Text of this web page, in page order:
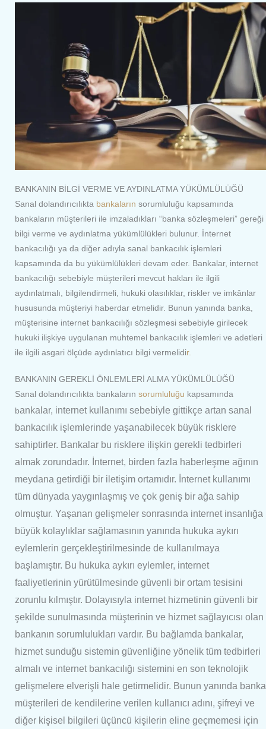
BANKANIN BİLGİ VERME VE AYDINLATMA YÜKÜMLÜLÜĞÜ
Sanal dolandırıcılıkta bankaların sorumluluğu kapsamında
bankaların müşterileri ile imzaladıkları “banka sözleşmeleri” gereği
bilgi verme ve aydınlatma yükümlülükleri bulunur. İnternet
bankacılığı ya da diğer adıyla sanal bankacılık işlemleri
kapsamında da bu yükümlülükleri devam eder. Bankalar, internet
bankacılığı sebebiyle müşterileri mevcut hakları ile ilgili
aydınlatmalı, bilgilendirmeli, hukuki olasılıklar, riskler ve imkânlar
hususunda müşteriyi haberdar etmelidir. Bunun yanında banka,
müşterisine internet bankacılığı sözleşmesi sebebiyle girilecek
hukuki ilişkiye uygulanan muhtemel bankacılık işlemleri ve adetleri
ile ilgili asgari ölçüde aydınlatıcı bilgi vermelidir.
BANKANIN GEREKLİ ÖNLEMLERİ ALMA YÜKÜMLÜLÜĞÜ
Sanal dolandırıcılıkta bankaların sorumluluğu kapsamında
bankalar, internet kullanımı sebebiyle gittikçe artan sanal
bankacılık işlemlerinde yaşanabilecek büyük risklere
sahiptirler. Bankalar bu risklere ilişkin gerekli tedbirleri
almak zorundadır. İnternet, birden fazla haberleşme ağının
meydana getirdiği bir iletişim ortamıdır. İnternet kullanımı
tüm dünyada yaygınlaşmış ve çok geniş bir ağa sahip
olmuştur. Yaşanan gelişmeler sonrasında internet insanlığa
büyük kolaylıklar sağlamasının yanında hukuka aykırı
eylemlerin gerçekleştirilmesinde de kullanılmaya
başlamıştır. Bu hukuka aykırı eylemler, internet
faaliyetlerinin yürütülmesinde güvenli bir ortam tesisini
zorunlu kılmıştır. Dolayısıyla internet hizmetinin güvenli bir
şekilde sunulmasında müşterinin ve hizmet sağlayıcısı olan
bankanın sorumlulukları vardır. Bu bağlamda bankalar,
hizmet sunduğu sistemin güvenliğine yönelik tüm tedbirleri
almalı ve internet bankacılığı sistemini en son teknolojik
gelişmelere elverişli hale getirmelidir. Bunun yanında banka
müşterileri de kendilerine verilen kullanıcı adını, şifreyi ve
diğer kişisel bilgileri üçüncü kişilerin eline geçmemesi için